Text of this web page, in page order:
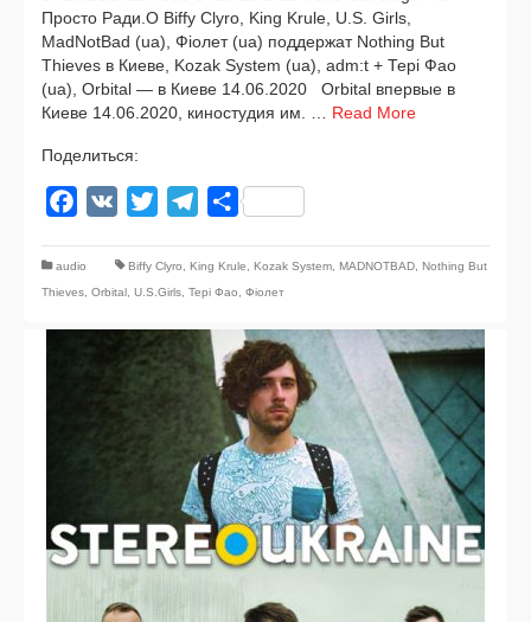
Просто Ради.О Biffy Clyro, King Krule, U.S. Girls,
MadNotBad (ua), Фіолет (ua) под­дер­жат Nothing But
Thieves в Киеве, Kozak System (ua), adm:t + Тері Фао
(ua), Orbital — в Киеве 14.06.2020 Orbital впер­вые в
Киеве 14.06.2020, кино­сту­дия им. … Read More
Поделиться:
Facebook
VK Twitter TelegramОтправить
audio Biffy Clyro King Krule Kozak System MADNOTBAD Nothing But
Thieves Orbital U.S.Girls Тері Фао Фіолет